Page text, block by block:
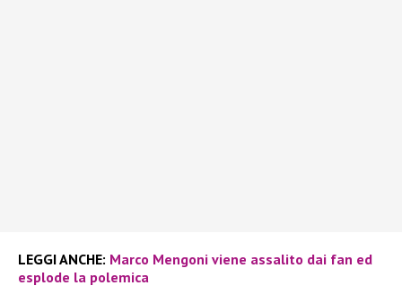
LEGGI ANCHE: Marco Mengoni viene assalito dai fan ed
esplode la polemica